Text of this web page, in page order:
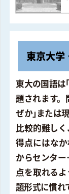
東京大学
東大の国語は
題されます。
ぜか｣または
比較的難し
得点にはな
からセンタ
点を取れる
題形式に慣れ